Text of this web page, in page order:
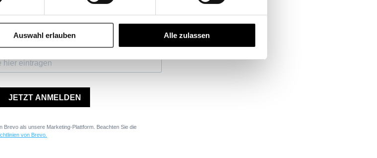
Auswahl erlauben Alle zulassen
an und erhalten Sie 10 EUR Rabatt* auf Ihre erste Bettwäsche!